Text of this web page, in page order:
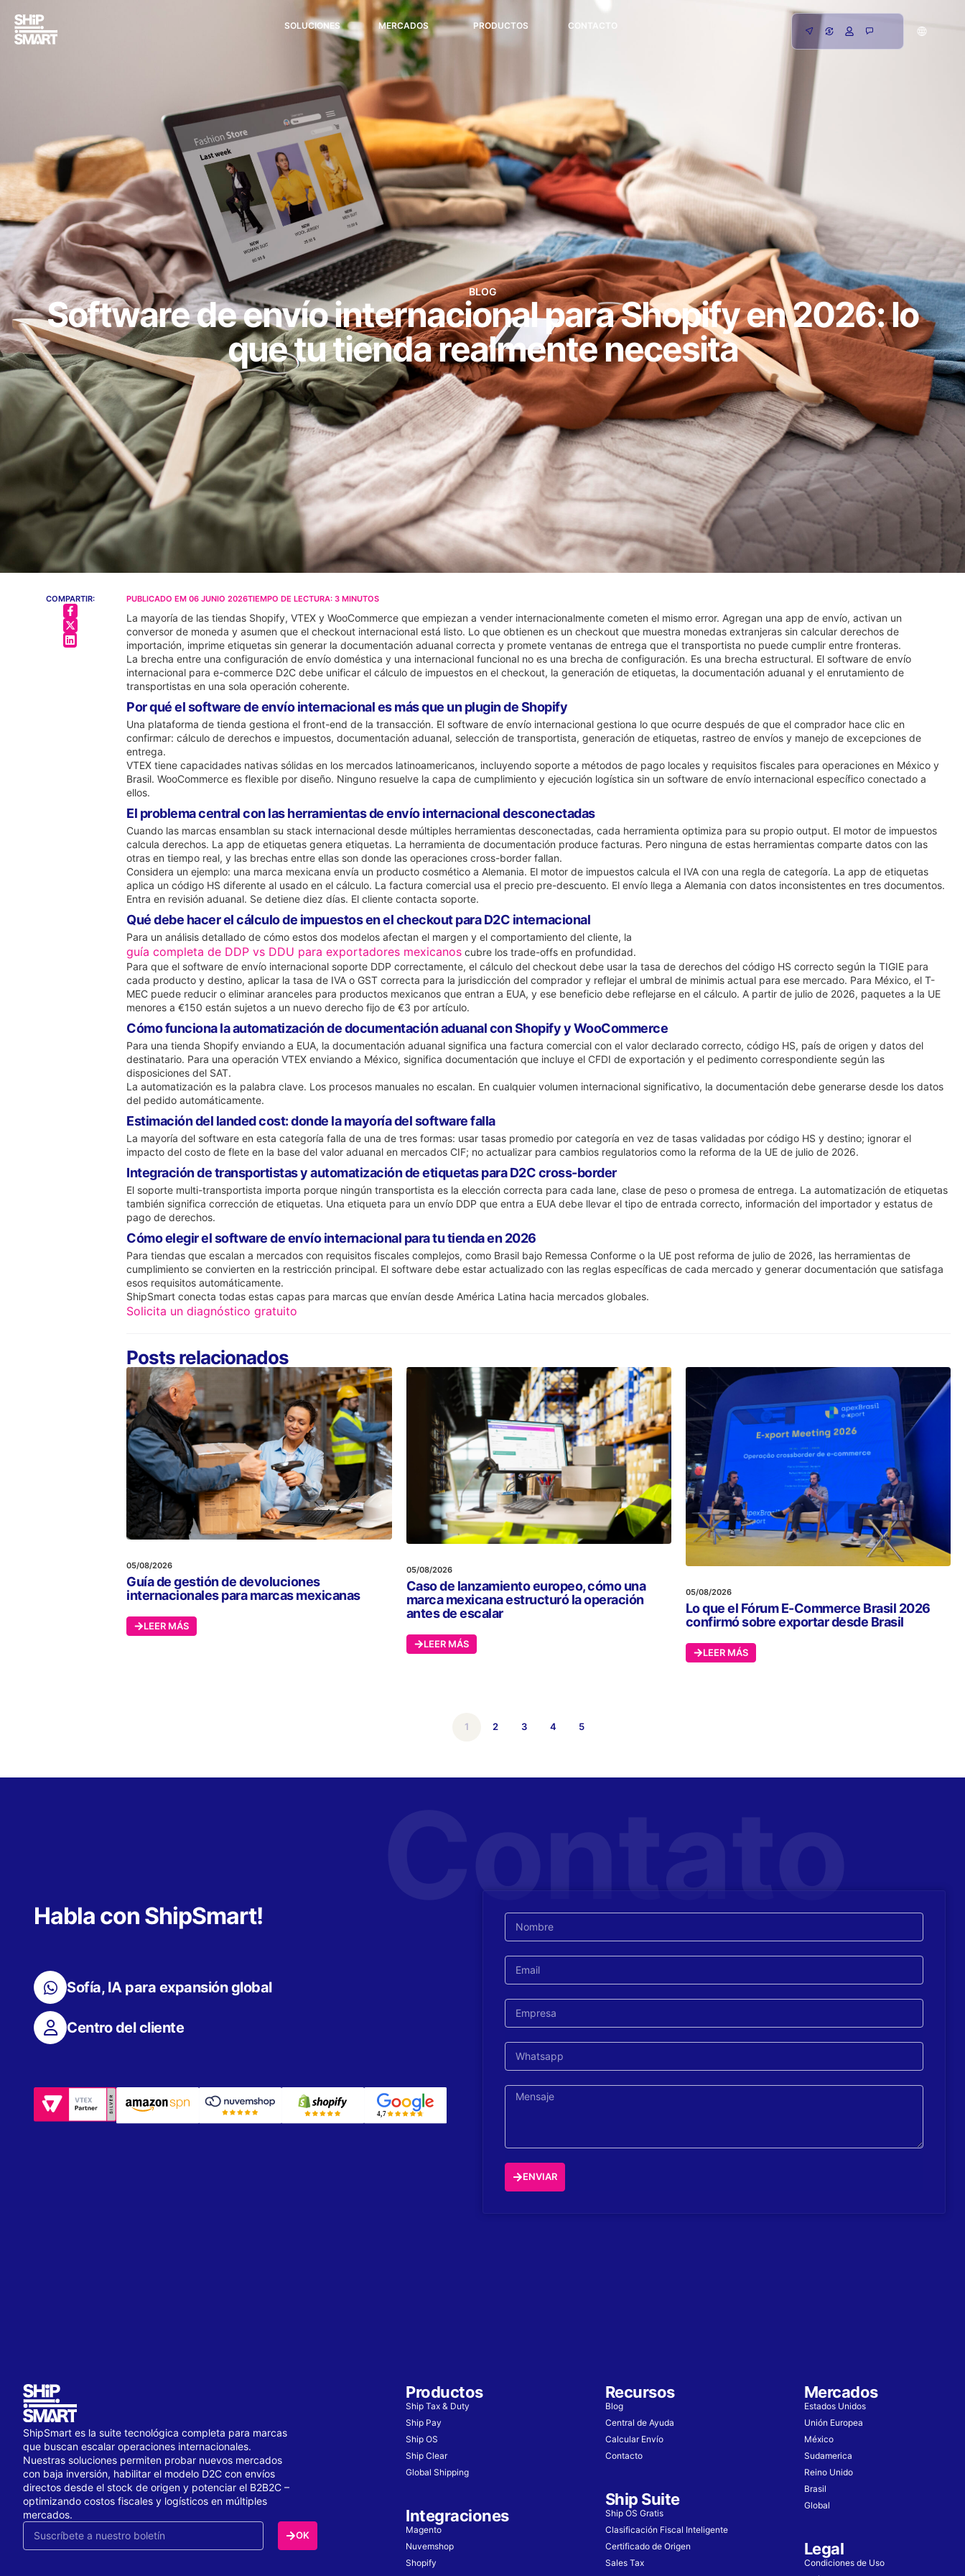
SOLUCIONES MERCADOS PRODUCTOS CONTACTO
BLOG
Software de envío internacional para Shopify en 2026: lo
que tu tienda realmente necesita
COMPARTIR: PUBLICADO EM 06 JUNIO 2026TIEMPO DE LECTURA: 3 MINUTOS
La mayoría de las tiendas Shopify, VTEX y WooCommerce que empiezan a vender internacionalmente cometen el mismo error. Agregan una app de envío, activan un
conversor de moneda y asumen que el checkout internacional está listo. Lo que obtienen es un checkout que muestra monedas extranjeras sin calcular derechos de
importación, imprime etiquetas sin generar la documentación aduanal correcta y promete ventanas de entrega que el transportista no puede cumplir entre fronteras.
La brecha entre una configuración de envío doméstica y una internacional funcional no es una brecha de configuración. Es una brecha estructural. El software de envío
internacional para e-commerce D2C debe unificar el cálculo de impuestos en el checkout, la generación de etiquetas, la documentación aduanal y el enrutamiento de
transportistas en una sola operación coherente.
Por qué el software de envío internacional es más que un plugin de Shopify
Una plataforma de tienda gestiona el front-end de la transacción. El software de envío internacional gestiona lo que ocurre después de que el comprador hace clic en
confirmar: cálculo de derechos e impuestos, documentación aduanal, selección de transportista, generación de etiquetas, rastreo de envíos y manejo de excepciones de
entrega.
VTEX tiene capacidades nativas sólidas en los mercados latinoamericanos, incluyendo soporte a métodos de pago locales y requisitos fiscales para operaciones en México y
Brasil. WooCommerce es flexible por diseño. Ninguno resuelve la capa de cumplimiento y ejecución logística sin un software de envío internacional específico conectado a
ellos.
El problema central con las herramientas de envío internacional desconectadas
Cuando las marcas ensamblan su stack internacional desde múltiples herramientas desconectadas, cada herramienta optimiza para su propio output. El motor de impuestos
calcula derechos. La app de etiquetas genera etiquetas. La herramienta de documentación produce facturas. Pero ninguna de estas herramientas comparte datos con las
otras en tiempo real, y las brechas entre ellas son donde las operaciones cross-border fallan.
Considera un ejemplo: una marca mexicana envía un producto cosmético a Alemania. El motor de impuestos calcula el IVA con una regla de categoría. La app de etiquetas
aplica un código HS diferente al usado en el cálculo. La factura comercial usa el precio pre-descuento. El envío llega a Alemania con datos inconsistentes en tres documentos.
Entra en revisión aduanal. Se detiene diez días. El cliente contacta soporte.
Qué debe hacer el cálculo de impuestos en el checkout para D2C internacional
Para un análisis detallado de cómo estos dos modelos afectan el margen y el comportamiento del cliente, la
guía completa de DDP vs DDU para exportadores mexicanos cubre los trade-offs en profundidad.
Para que el software de envío internacional soporte DDP correctamente, el cálculo del checkout debe usar la tasa de derechos del código HS correcto según la TIGIE para
cada producto y destino, aplicar la tasa de IVA o GST correcta para la jurisdicción del comprador y reflejar el umbral de minimis actual para ese mercado. Para México, el T-
MEC puede reducir o eliminar aranceles para productos mexicanos que entran a EUA, y ese beneficio debe reflejarse en el cálculo. A partir de julio de 2026, paquetes a la UE
menores a €150 están sujetos a un nuevo derecho fijo de €3 por artículo.
Cómo funciona la automatización de documentación aduanal con Shopify y WooCommerce
Para una tienda Shopify enviando a EUA, la documentación aduanal significa una factura comercial con el valor declarado correcto, código HS, país de origen y datos del
destinatario. Para una operación VTEX enviando a México, significa documentación que incluye el CFDI de exportación y el pedimento correspondiente según las
disposiciones del SAT.
La automatización es la palabra clave. Los procesos manuales no escalan. En cualquier volumen internacional significativo, la documentación debe generarse desde los datos
del pedido automáticamente.
Estimación del landed cost: donde la mayoría del software falla
La mayoría del software en esta categoría falla de una de tres formas: usar tasas promedio por categoría en vez de tasas validadas por código HS y destino; ignorar el
impacto del costo de flete en la base del valor aduanal en mercados CIF; no actualizar para cambios regulatorios como la reforma de la UE de julio de 2026.
Integración de transportistas y automatización de etiquetas para D2C cross-border
El soporte multi-transportista importa porque ningún transportista es la elección correcta para cada lane, clase de peso o promesa de entrega. La automatización de etiquetas
también significa corrección de etiquetas. Una etiqueta para un envío DDP que entra a EUA debe llevar el tipo de entrada correcto, información del importador y estatus de
pago de derechos.
Cómo elegir el software de envío internacional para tu tienda en 2026
Para tiendas que escalan a mercados con requisitos fiscales complejos, como Brasil bajo Remessa Conforme o la UE post reforma de julio de 2026, las herramientas de
cumplimiento se convierten en la restricción principal. El software debe estar actualizado con las reglas específicas de cada mercado y generar documentación que satisfaga
esos requisitos automáticamente.
ShipSmart conecta todas estas capas para marcas que envían desde América Latina hacia mercados globales.
Solicita un diagnóstico gratuito
Posts relacionados
05/08/2026
Guía de gestión de devoluciones
internacionales para marcas mexicanas
LEER MÁS
05/08/2026
Caso de lanzamiento europeo, cómo una
marca mexicana estructuró la operación
antes de escalar
LEER MÁS
05/08/2026
Lo que el Fórum E-Commerce Brasil 2026
confirmó sobre exportar desde Brasil
LEER MÁS
1 2 3 4 5
Habla con ShipSmart!
Sofía, IA para expansión global
Centro del cliente
ENVIAR
ShipSmart es la suite tecnológica completa para marcas
que buscan escalar operaciones internacionales.
Nuestras soluciones permiten probar nuevos mercados
con baja inversión, habilitar el modelo D2C con envíos
directos desde el stock de origen y potenciar el B2B2C –
optimizando costos fiscales y logísticos en múltiples
mercados.
OK
Productos
Ship Tax & Duty
Ship Pay
Ship OS
Ship Clear
Global Shipping
Integraciones
Magento
Nuvemshop
Shopify
Recursos
Blog
Central de Ayuda
Calcular Envío
Contacto
Ship Suite
Ship OS Gratis
Clasificación Fiscal Inteligente
Certificado de Origen
Sales Tax
Mercados
Estados Unidos
Unión Europea
México
Sudamerica
Reino Unido
Brasil
Global
Legal
Condiciones de Uso​